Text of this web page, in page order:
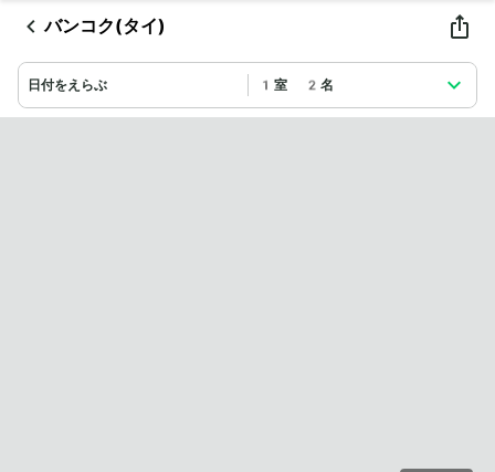
バンコク(タイ)
日付をえらぶ 1室 2名